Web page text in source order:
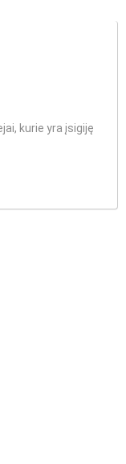
kurie yra įsigiję